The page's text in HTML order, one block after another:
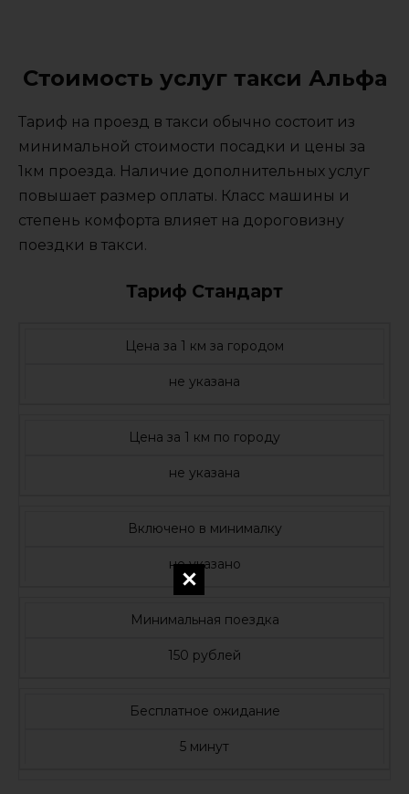
Стоимость услуг такси Альфа
Тариф на проезд в такси обычно состоит из
минимальной стоимости посадки и цены за
1км проезда. Наличие дополнительных услуг
повышает размер оплаты. Класс машины и
степень комфорта влияет на дороговизну
поездки в такси.
Тариф Стандарт
Цена за 1 км за городом
не указана
Цена за 1 км по городу
не указана
Включено в минималку
не указано
Минимальная поездка
150 рублей
Бесплатное ожидание
5 минут